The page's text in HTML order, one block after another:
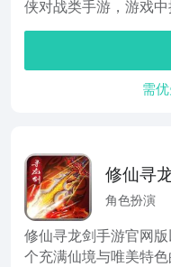
侠对战类手游，游戏
需
修仙寻
角色扮演
修仙寻龙剑手游官网
个充满仙境与唯美特